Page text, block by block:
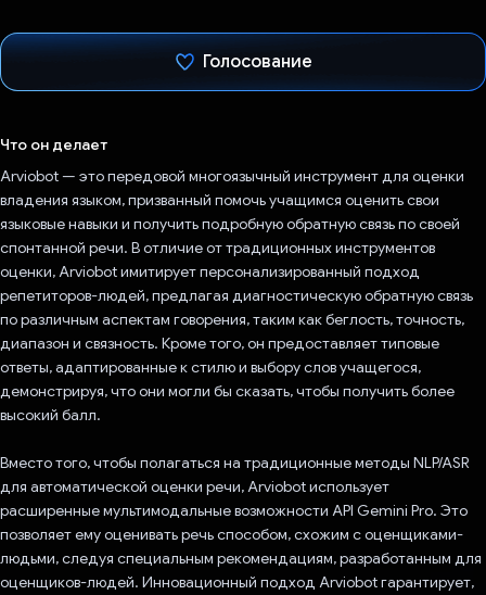
Голосование
Что он делает
Arviobot — это передовой многоязычный инструмент для оценки
владения языком, призванный помочь учащимся оценить свои
языковые навыки и получить подробную обратную связь по своей
спонтанной речи. В отличие от традиционных инструментов
оценки, Arviobot имитирует персонализированный подход
репетиторов-людей, предлагая диагностическую обратную связь
по различным аспектам говорения, таким как беглость, точность,
диапазон и связность. Кроме того, он предоставляет типовые
ответы, адаптированные к стилю и выбору слов учащегося,
демонстрируя, что они могли бы сказать, чтобы получить более
высокий балл.
Вместо того, чтобы полагаться на традиционные методы NLP/ASR
для автоматической оценки речи, Arviobot использует
расширенные мультимодальные возможности API Gemini Pro. Это
позволяет ему оценивать речь способом, схожим с оценщиками-
людьми, следуя специальным рекомендациям, разработанным для
оценщиков-людей. Инновационный подход Arviobot гарантирует,